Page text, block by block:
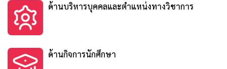
ด้านบริหารบุคคลและตำแหน่งทางวิชาการ
ด้านกิจการนักศึกษา